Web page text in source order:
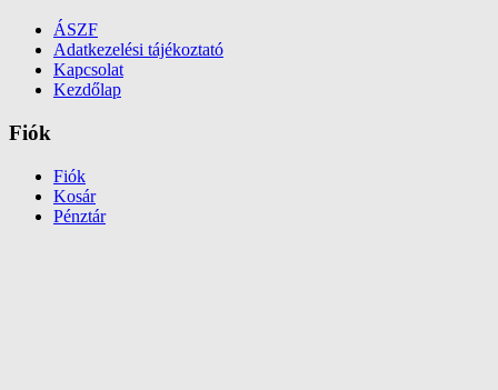
ÁSZF
Adatkezelési tájékoztató
Kapcsolat
Kezdőlap
Fiók
Fiók
Kosár
Pénztár